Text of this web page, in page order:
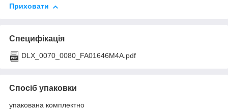
Приховати
Специфікація
DLX_0070_0080_FA01646M4A.pdf
Спосіб упаковки
упакована комплектно